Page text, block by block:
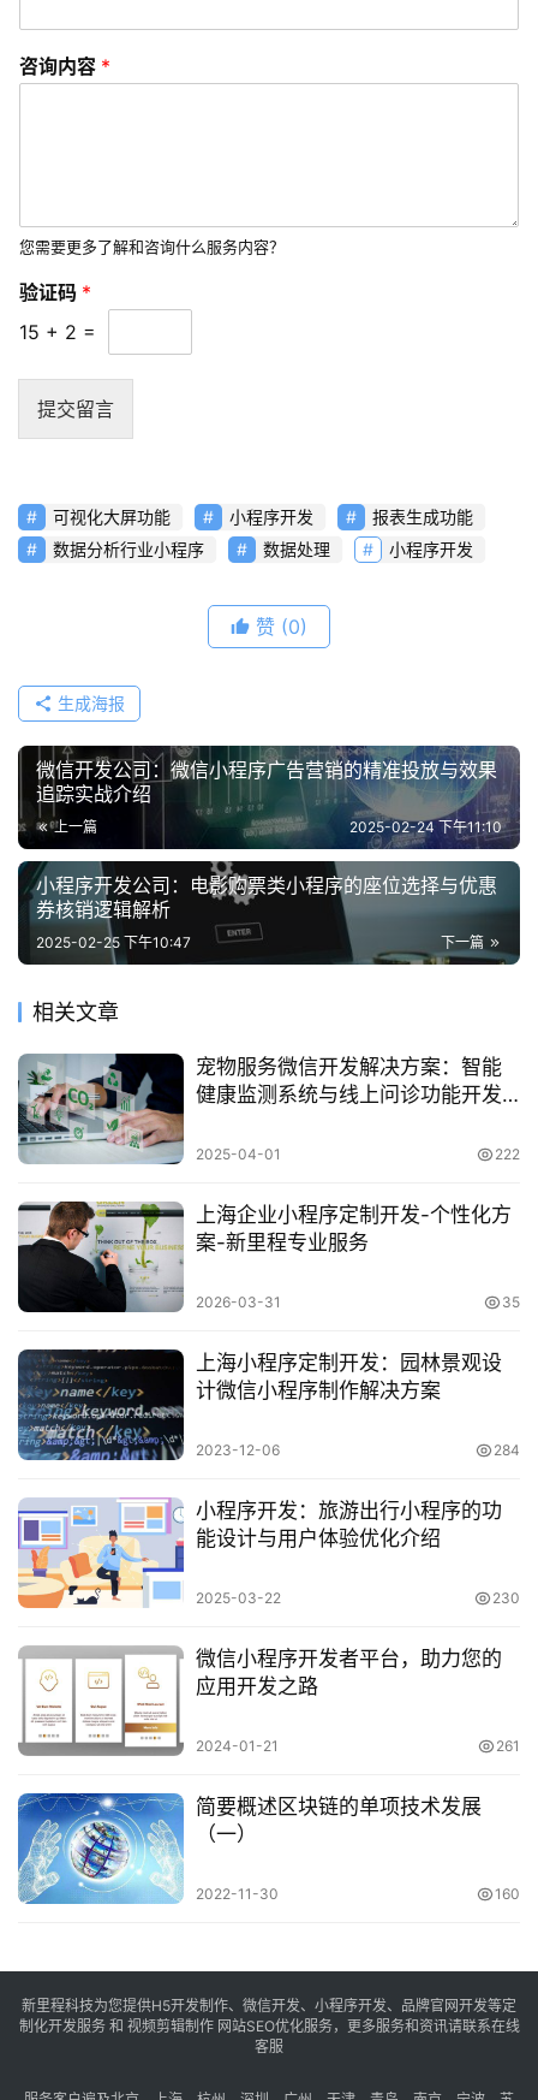
常
见
络
咨询内容 *
您需要更多了解和咨询什么服务内容？
验证码 *
15 + 2 =
提交留言
可视化大屏功能 小程序开发
报表生成功能
数据分析行业小程序
数据处理 小程序开发
赞 (0)
生成海报
微信开发公司：微信小程序广告营销的精准投放与效果
追踪实战介绍
上一篇 2025-02-24 下午11:10
小程序开发公司：电影购票类小程序的座位选择与优惠
券核销逻辑解析
下一篇
2025-02-25 下午10:47
相关文章
​宠物服务微信开发解决方案：智能
健康监测系统与线上问诊功能开发
2025-04-01 222
上海企业小程序定制开发-个性化方
案-新里程专业服务
2026-03-31 35
上海小程序定制开发：园林景观设
计微信小程序制作解决方案
2023-12-06 284
小程序开发：旅游出行小程序的功
能设计与用户体验优化介绍
2025-03-22 230
微信小程序开发者平台，助力您的
应用开发之路
2024-01-21 261
简要概述区块链的单项技术发展
（一）
2022-11-30 160
新里程科技为您提供H5开发制作、微信开发、小程序开发、品牌官网开发等定
制化开发服务 和 视频剪辑制作 网站SEO优化服务，更多服务和资讯请联系在线
客服